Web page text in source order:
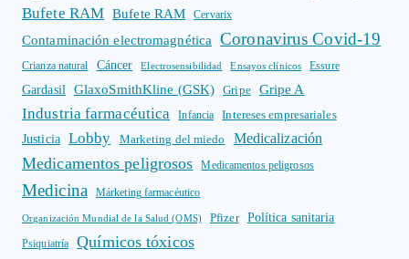
Bufete RAM Bufete RAM Cervarix
Contaminación electromagnética Coronavirus Covid-19
Crianza natural Cáncer Electrosensibilidad Ensayos clínicos Essure
Gardasil GlaxoSmithKline (GSK) Gripe Gripe A
Industria farmacéutica Infancia
Intereses empresariales
Justicia
Lobby Marketing del miedo Medicalización
Medicamentos peligrosos Medicamentos peligrosos
Medicina Márketing farmacéutico
Organización Mundial de la Salud (OMS) Pfizer Política sanitaria
Psiquiatría Químicos tóxicos